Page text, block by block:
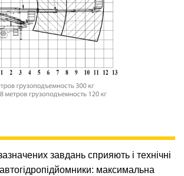
завдань сприяють і технічні
максимальна